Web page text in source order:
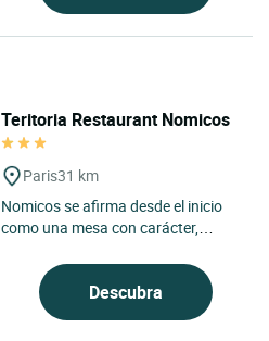
Teritoria Restaurant Nomicos
Paris31 km
Nomicos se afirma desde el inicio
como una mesa con carácter,
el corazón del distrito...
Descubra